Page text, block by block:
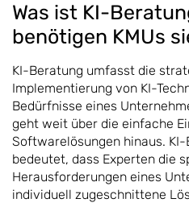
Was ist KI-
benötigen KMUs
KI-Beratung umfasst die
Implementierung von KI-
Bedürfnisse eines
geht weit über die einfache
Softwarelösungen hinaus. KI-
bedeutet, dass Experten die
Herausforderungen eines
individuell zugeschnittene